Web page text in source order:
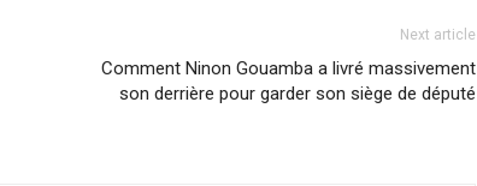
Next article
Comment Ninon Gouamba a livré massivement
son derrière pour garder son siège de député